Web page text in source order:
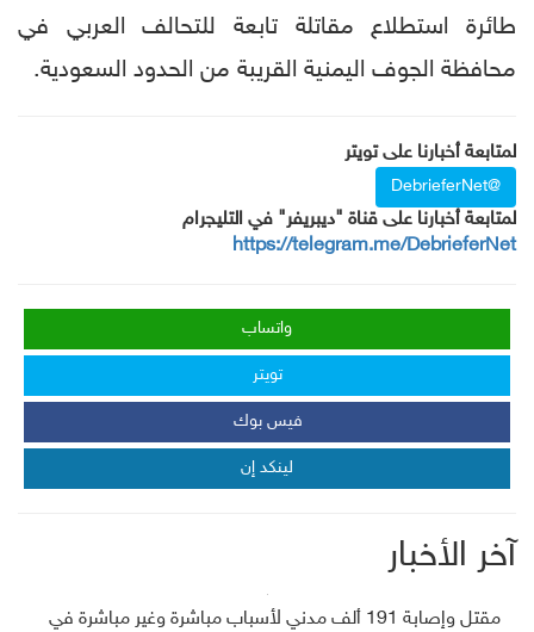
طائرة استطلاع مقاتلة تابعة للتحالف العربي في
محافظة الجوف اليمنية القريبة من الحدود السعودية.
لمتابعة أخبارنا على تويتر
@DebrieferNet
لمتابعة أخبارنا على قناة "ديبريفر" في التليجرام
https://telegram.me/DebrieferNet
واتساب
تويتر
فيس بوك
لينكد إن
آخر الأخبار
مقتل وإصابة 191 ألف مدني لأسباب مباشرة وغير مباشرة في